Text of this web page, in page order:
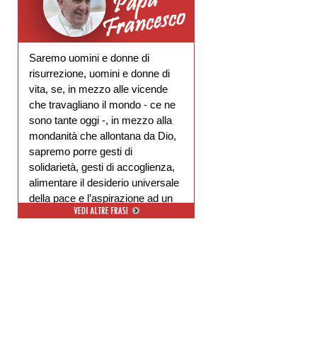
Saremo uomini e donne di
risurrezione, uomini e donne di
vita, se, in mezzo alle vicende
che travagliano il mondo - ce ne
sono tante oggi -, in mezzo alla
mondanità che allontana da Dio,
sapremo porre gesti di
solidarietà, gesti di accoglienza,
alimentare il desiderio universale
della pace e l’aspirazione ad un
ambiente libero dal degrado.